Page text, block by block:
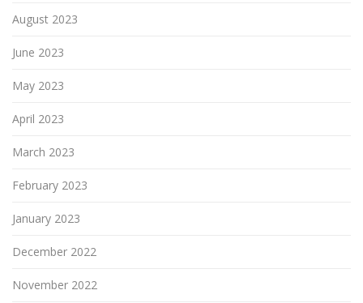
August 2023
June 2023
May 2023
April 2023
March 2023
February 2023
January 2023
December 2022
November 2022